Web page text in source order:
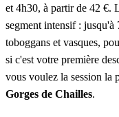
et 4h30, à partir de 42 €.
segment intensif : jusqu'à
toboggans et vasques,
si c'est votre première
vous voulez la session la
Gorges de Chailles.